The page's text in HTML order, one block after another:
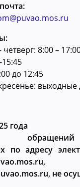
8:00 –
до 12:45
выходные
года
по адресу
не